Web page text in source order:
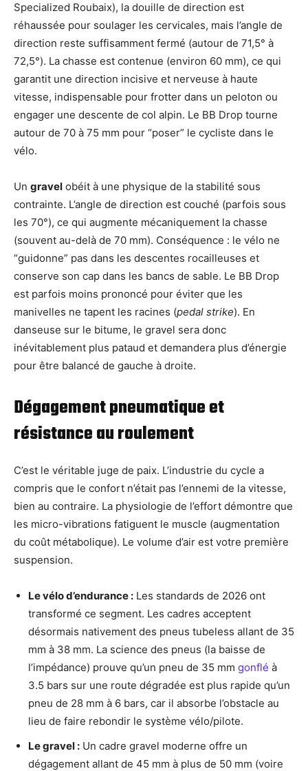
Specialized Roubaix), la douille de direction est
réhaussée pour soulager les cervicales, mais l’angle de
direction reste suffisamment fermé (autour de 71,5° à
72,5°). La chasse est contenue (environ 60 mm), ce qui
garantit une direction incisive et nerveuse à haute
vitesse, indispensable pour frotter dans un peloton ou
engager une descente de col alpin. Le BB Drop tourne
autour de 70 à 75 mm pour “poser” le cycliste dans le
vélo.
Un gravel obéit à une physique de la stabilité sous
contrainte. L’angle de direction est couché (parfois sous
les 70°), ce qui augmente mécaniquement la chasse
(souvent au-delà de 70 mm). Conséquence : le vélo ne
“guidonne” pas dans les descentes rocailleuses et
conserve son cap dans les bancs de sable. Le BB Drop
est parfois moins prononcé pour éviter que les
manivelles ne tapent les racines (pedal strike). En
danseuse sur le bitume, le gravel sera donc
inévitablement plus pataud et demandera plus d’énergie
pour être balancé de gauche à droite.
Dégagement pneumatique et
résistance au roulement
C’est le véritable juge de paix. L’industrie du cycle a
compris que le confort n’était pas l’ennemi de la vitesse,
bien au contraire. La physiologie de l’effort démontre que
les micro-vibrations fatiguent le muscle (augmentation
du coût métabolique). Le volume d’air est votre première
suspension.
Le vélo d’endurance : Les standards de 2026 ont
transformé ce segment. Les cadres acceptent
désormais nativement des pneus tubeless allant de 35
mm à 38 mm. La science des pneus (la baisse de
l’impédance) prouve qu’un pneu de 35 mm gonflé à
3.5 bars sur une route dégradée est plus rapide qu’un
pneu de 28 mm à 6 bars, car il absorbe l’obstacle au
lieu de faire rebondir le système vélo/pilote.
Le gravel : Un cadre gravel moderne offre un
dégagement allant de 45 mm à plus de 50 mm (voire